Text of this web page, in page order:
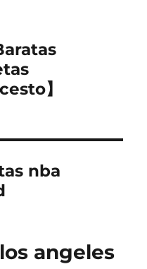
】
nba
angeles